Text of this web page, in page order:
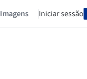
Imagens Iniciar sessão